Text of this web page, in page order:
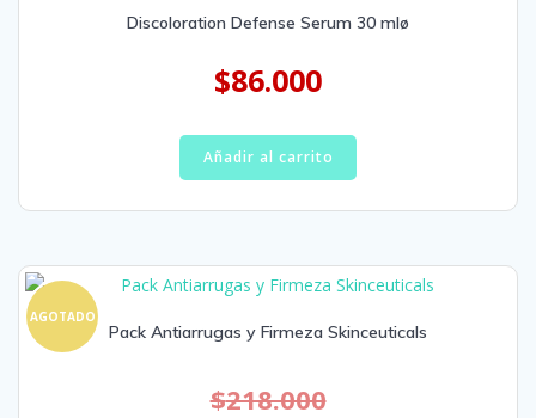
Discoloration Defense Serum 30 mlø
$86.000
Añadir al carrito
AGOTADO
Pack Antiarrugas y Firmeza Skinceuticals
$218.000